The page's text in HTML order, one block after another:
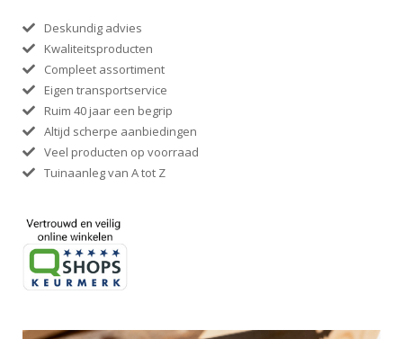
Deskundig advies
Kwaliteitsproducten
Compleet assortiment
Eigen transportservice
Ruim 40 jaar een begrip
Altijd scherpe aanbiedingen
Veel producten op voorraad
Tuinaanleg van A tot Z